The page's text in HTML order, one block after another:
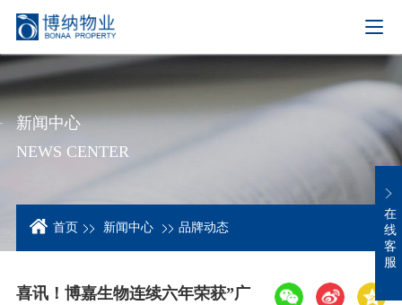
新闻中心
NEWS CENTER
首页 新闻中心 品牌动态
喜讯！博嘉生物连续六年荣获”广
在
线
客
服